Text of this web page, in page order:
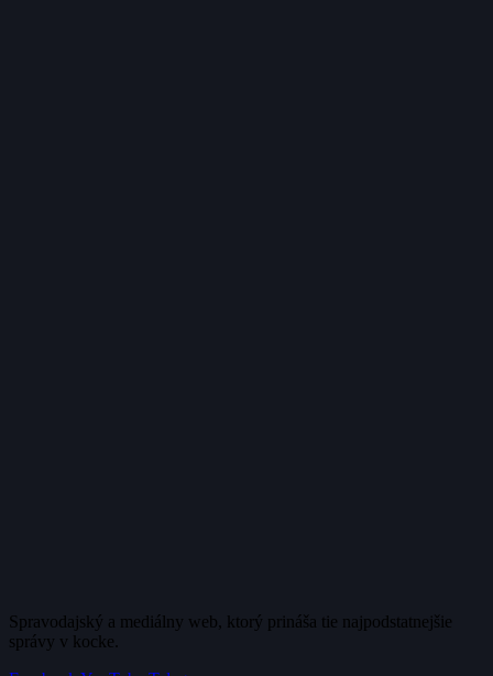
Spravodajský a mediálny web, ktorý prináša tie najpodstatnejšie
správy v kocke.